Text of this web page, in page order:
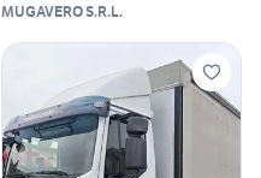
MUGAVERO S.R.L.